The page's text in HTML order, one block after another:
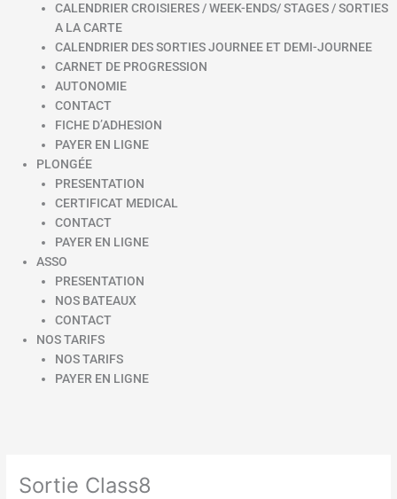
CALENDRIER CROISIERES / WEEK-ENDS/ STAGES / SORTIES
A LA CARTE
CALENDRIER DES SORTIES JOURNEE ET DEMI-JOURNEE
CARNET DE PROGRESSION
AUTONOMIE
CONTACT
FICHE D’ADHESION
PAYER EN LIGNE
PLONGÉE
PRESENTATION
CERTIFICAT MEDICAL
CONTACT
PAYER EN LIGNE
ASSO
PRESENTATION
NOS BATEAUX
CONTACT
NOS TARIFS
NOS TARIFS
PAYER EN LIGNE
Sortie Class8